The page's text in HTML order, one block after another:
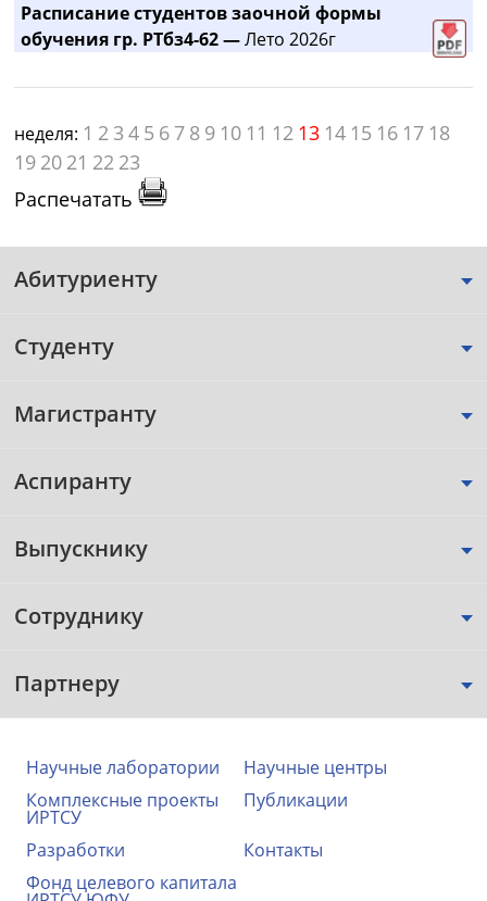
Расписание студентов заочной формы
обучения гр. РТбз4-62 —Лето 2026г
неделя: 1 2 3 4 5 6 7 8 9 10 11 12 13 14 15 16 17 18
19 20 21 22 23
Распечатать
Абитуриенту
Студенту
Магистранту
Аспиранту
Выпускнику
Сотруднику
Партнеру
Научные лаборатории
Научные центры
Комплексные проекты
ИРТСУ
Публикации
Разработки
Контакты
Фонд целевого капитала